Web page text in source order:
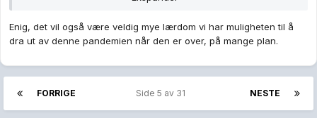
Enig, det vil også være veldig mye lærdom vi har muligheten til å
dra ut av denne pandemien når den er over, på mange plan.
FORRIGE NESTE
Side 5 av 31